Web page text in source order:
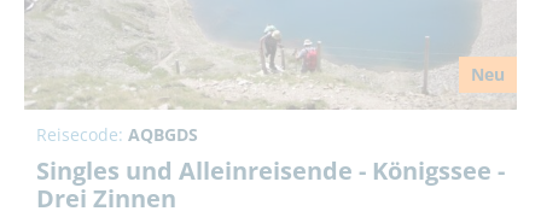
Neu
Reisecode: AQBGDS
Singles und Alleinreisende - Königssee -
Drei Zinnen